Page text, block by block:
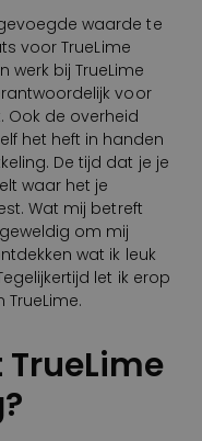
waarde te
voor TrueLime
werk bij TrueLime
voor
Ook de overheid
het heft in handen
De tijd dat je je
waar het je
Wat mij betreft
om mij
wat ik leuk
let ik erop